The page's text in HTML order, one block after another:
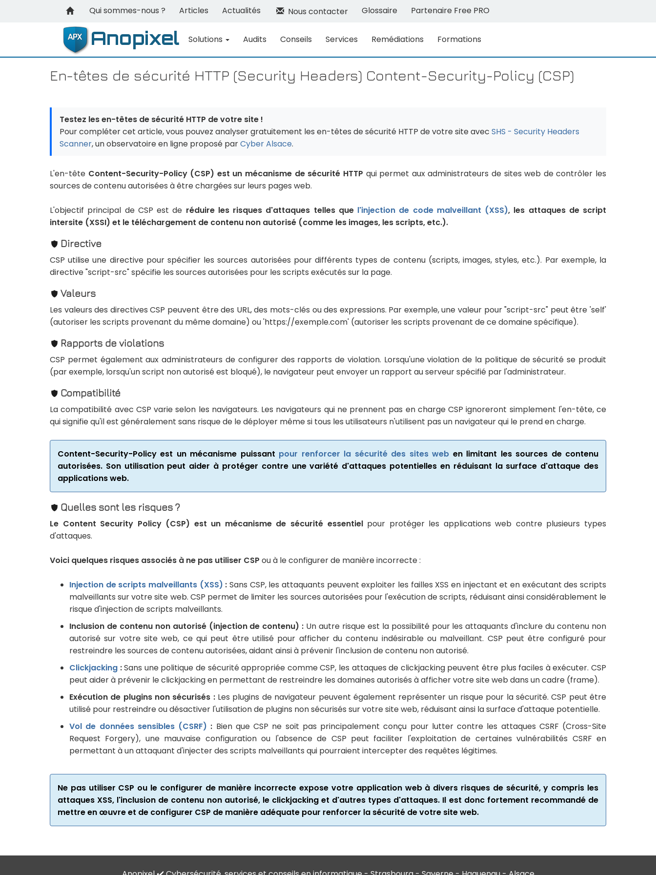
Qui sommes-nous ? Articles Actualités Nous contacter Glossaire Partenaire Free PRO
Solutions Audits Conseils Services Remédiations Formations
En-têtes de sécurité HTTP (Security Headers) Content-Security-Policy (CSP)
Testez les en-têtes de sécurité HTTP de votre site !
Pour compléter cet article, vous pouvez analyser gratuitement les en-têtes de sécurité HTTP de votre site avec SHS - Security Headers
Scanner, un observatoire en ligne proposé parCyber Alsace.
L'en-tête Content-Security-Policy (CSP) est un mécanisme de sécurité HTTP qui permet aux administrateurs de sites web de contrôler les
sources de contenu autorisées à être chargées sur leurs pages web.
L'objectif principal de CSP est de réduire les risques d'attaques telles que l'injection de code malveillant (XSS), les attaques de script
intersite (XSSI) et le téléchargement de contenu non autorisé (comme les images, les scripts, etc.).
Directive
CSP utilise une directive pour spécifier les sources autorisées pour différents types de contenu (scripts, images, styles, etc.). Par exemple, la
directive "script-src" spécifie les sources autorisées pour les scripts exécutés sur la page.
Valeurs
Les valeurs des directives CSP peuvent être des URL, des mots-clés ou des expressions. Par exemple, une valeur pour "script-src" peut être 'self'
(autoriser les scripts provenant du même domaine) ou 'https://exemple.com' (autoriser les scripts provenant de ce domaine spécifique).
Rapports de violations
CSP permet également aux administrateurs de configurer des rapports de violation. Lorsqu'une violation de la politique de sécurité se produit
(par exemple, lorsqu'un script non autorisé est bloqué), le navigateur peut envoyer un rapport au serveur spécifié par l'administrateur.
Compatibilité
La compatibilité avec CSP varie selon les navigateurs. Les navigateurs qui ne prennent pas en charge CSP ignoreront simplement l'en-tête, ce
qui signifie qu'il est généralement sans risque de le déployer même si tous les utilisateurs n'utilisent pas un navigateur qui le prend en charge.
Content-Security-Policy est un mécanisme puissant pour renforcer la sécurité des sites web en limitant les sources de contenu
autorisées. Son utilisation peut aider à protéger contre une variété d'attaques potentielles en réduisant la surface d'attaque des
applications web.
Quelles sont les risques ?
Le Content Security Policy (CSP) est un mécanisme de sécurité essentielpour protéger les applications web contre plusieurs types
d'attaques.
Voici quelques risques associés à ne pas utiliser CSP ou à le configurer de manière incorrecte :
Injection de scripts malveillants (XSS) : Sans CSP, les attaquants peuvent exploiter les failles XSS en injectant et en exécutant des scripts
malveillants sur votre site web. CSP permet de limiter les sources autorisées pour l'exécution de scripts, réduisant ainsi considérablement le
risque d'injection de scripts malveillants.
Inclusion de contenu non autorisé (injection de contenu) : Un autre risque est la possibilité pour les attaquants d'inclure du contenu non
autorisé sur votre site web, ce qui peut être utilisé pour afficher du contenu indésirable ou malveillant. CSP peut être configuré pour
restreindre les sources de contenu autorisées, aidant ainsi à prévenir l'inclusion de contenu non autorisé.
Clickjacking :Sans une politique de sécurité appropriée comme CSP, les attaques de clickjacking peuvent être plus faciles à exécuter. CSP
peut aider à prévenir le clickjacking en permettant de restreindre les domaines autorisés à afficher votre site web dans un cadre (frame).
Exécution de plugins non sécurisés :Les plugins de navigateur peuvent également représenter un risque pour la sécurité. CSP peut être
utilisé pour restreindre ou désactiver l'utilisation de plugins non sécurisés sur votre site web, réduisant ainsi la surface d'attaque potentielle.
Vol de données sensibles (CSRF) : Bien que CSP ne soit pas principalement conçu pour lutter contre les attaques CSRF (Cross-Site
Request Forgery), une mauvaise configuration ou l'absence de CSP peut faciliter l'exploitation de certaines vulnérabilités CSRF en
permettant à un attaquant d'injecter des scripts malveillants qui pourraient intercepter des requêtes légitimes.
Ne pas utiliser CSP ou le configurer de manière incorrecte expose votre application web à divers risques de sécurité, y compris les
attaques XSS, l'inclusion de contenu non autorisé, le clickjacking et d'autres types d'attaques. Il est donc fortement recommandé de
mettre en œuvre et de configurer CSP de manière adéquate pour renforcer la sécurité de votre site web.